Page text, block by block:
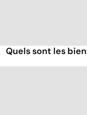
Quels sont les